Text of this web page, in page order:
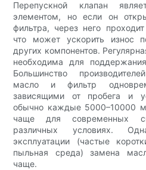
Перепускной клапан
элементом, но если он
фильтра, через него
что может ускорить износ
других компонентов.
необходима для
Большинство
масло и фильтр
зависящими от пробега и
обычно каждые 5000–10000
чаще для современных
различных условиях.
эксплуатации (частые
пыльная среда) замена
чаще.